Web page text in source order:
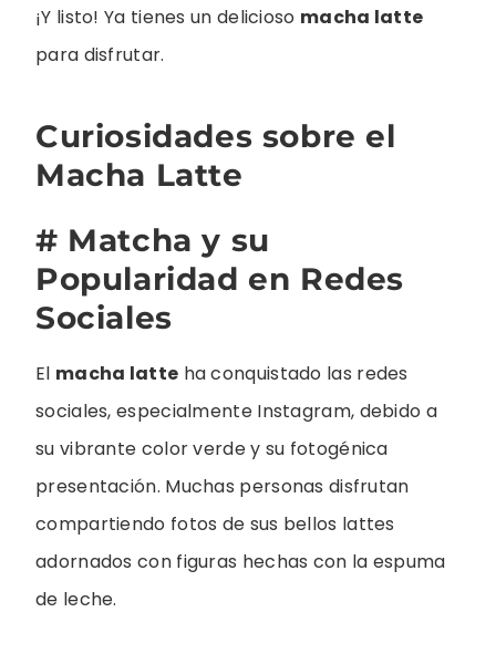
¡Y listo! Ya tienes un delicioso macha latte
para disfrutar.
Curiosidades sobre el
Macha Latte
# Matcha y su
Popularidad en Redes
Sociales
El macha latte ha conquistado las redes
sociales, especialmente Instagram, debido a
su vibrante color verde y su fotogénica
presentación. Muchas personas disfrutan
compartiendo fotos de sus bellos lattes
adornados con figuras hechas con la espuma
de leche.